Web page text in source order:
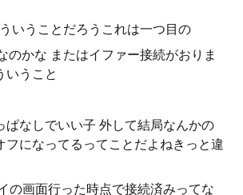
いうことだろうこれは一つ目の
のかな またはイファー接続がおりま
いうこと
ぱなしでいい子 外して結局なんかの
フになってるってことだよねきっと違
の画面行った時点で接続済みってな